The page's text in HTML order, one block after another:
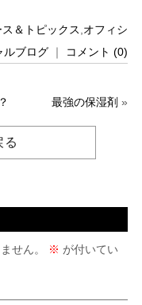
＆トピックス オフィシ
ルブログ ｜ コメント (0)
最強の保湿剤 »
る
せん。 ※ が付いてい